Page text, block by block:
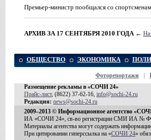
Премьер-министр пообщался со
АРХИВ ЗА 17 СЕНТЯБРЯ 2010 ГОДА ←
ОБЩЕСТВО ЭКОНОМИКА
Фоторепортажи
Размещение рекламы в «СОЧИ 24»
Прайс-лист, (8622) 37-62-16, info@sochi-24.ru
Редакция: news@sochi-24.ru
2009–2013 © Информационное агентство
ИА «СОЧИ 24», св-во регистрации СМИ ИА №
Материалы агентства могут содержать
При цитировании гиперссылка на «СОЧИ 24»